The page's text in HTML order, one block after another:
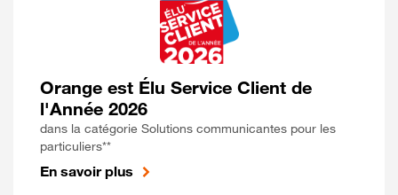
Orange est Élu Service Client de
l'Année 2026
dans la catégorie Solutions communicantes pour les
particuliers**
En savoir plus